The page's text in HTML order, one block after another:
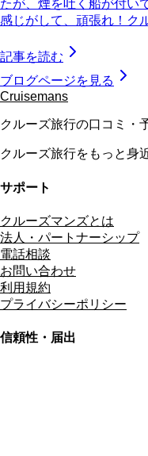
たが、煙を吐く船が付い
感じがして、頑張れ！ク
記事を読む
ブログページを見る
Cruisemans
クルーズ旅行の口コミ・
クルーズ旅行をもっと身
サポート
クルーズマンズとは
法人・パートナーシップ
電話相談
お問い合わせ
利用規約
プライバシーポリシー
信頼性・届出